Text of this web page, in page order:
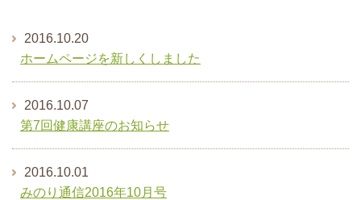
2016.10.20
ホームページを新しくしました
2016.10.07
第7回健康講座のお知らせ
2016.10.01
みのり通信2016年10月号